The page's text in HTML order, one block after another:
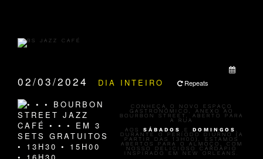
02/03/2024 DIA INTEIRO Repeats
CONHEÇA O NOVO ESPAÇO
GASTRONÔMICO, ANEXO AO
BOURBON STREET, ABERTO PARA
A RUA
AOS SÁBADOS E DOMINGOS ,
DURANTE O PERÍODO DIURNO (A
PARTIR DAS 13H00), ESTAMOS
ABERTOS PARA O ALMOÇO, COM
NOSSO DELICIOSO CARDÁPIO
INSPIRADO EM NEW ORLEANS.